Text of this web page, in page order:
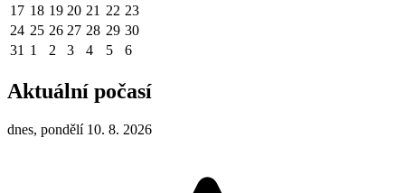
17 18 19 20 21 22 23
24 25 26 27 28 29 30
31 1 2 3 4 5 6
Aktuální počasí
dnes, pondělí 10. 8. 2026